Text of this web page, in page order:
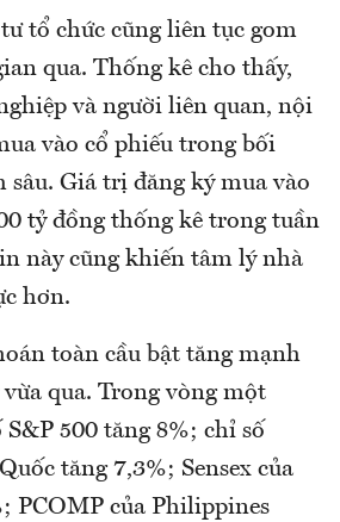
tổ chức cũng liên tục gom
qua. Thống kê cho thấy,
và người liên quan, nội
vào cổ phiếu trong bối
sâu. Giá trị đăng ký mua vào
tỷ đồng thống kê trong tuần
này cũng khiến tâm lý nhà
hơn.
toàn cầu bật tăng mạnh
qua. Trong vòng một
500 tăng 8%; chỉ số
tăng 7,3%; Sensex của
PCOMP của Philippines